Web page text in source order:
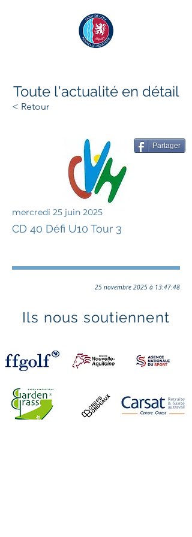
Toute l'actualité en détail
< Retour
Partager
mercredi 25 juin 2025
CD 40 Défi U10 Tour 3
25 novembre 2025 à 13:47:48
Ils nous soutiennent